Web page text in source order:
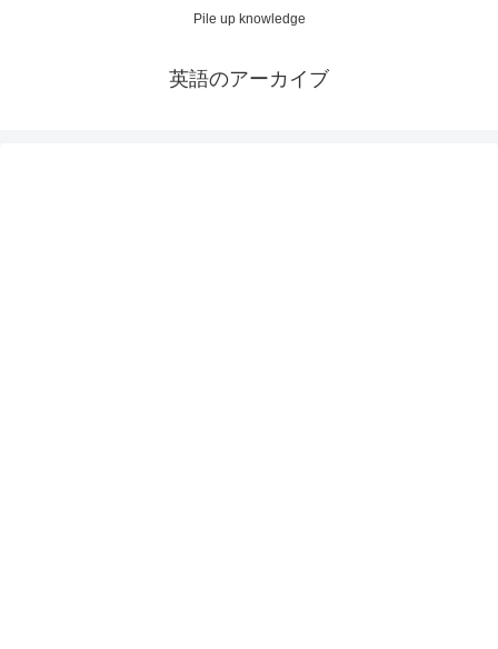
Pile up knowledge
英語のアーカイブ